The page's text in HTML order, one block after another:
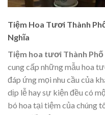
Tiệm Hoa Tươi Thành
Nghĩa
Tiệm hoa tươi Thành Phố
cung cấp những mẫu hoa
đáp ứng mọi nhu cầu của
dịp lễ hay sự kiện đều có
bó hoa tại tiệm của chúng